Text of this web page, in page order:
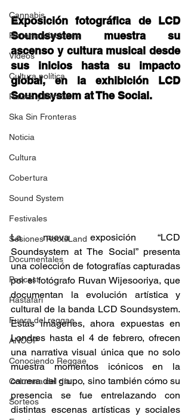
Cannabis
Recomendaciones
Videos
Cultura política
Raíces y Ritmos
Ska Sin Fronteras
Noticia
Cultura
Cobertura
Sound System
Festivales
Sesiones RootsLand
Documentales
Podcast
Rastafari
Fuera del reggae
ANCOP
Conociendo Reggae
Columna del día
Sorteos
Exposición fotográfica de LCD
Soundsystem muestra su
ascenso y cultura musical desde
sus inicios hasta su impacto
global, en la exhibición LCD
Soundsystem at The Social.
La nueva exposición “LCD
Soundsystem at The Social” presenta
una colección de fotografías capturadas
por el fotógrafo Ruvan Wijesooriya, que
documentan la evolución artística y
cultural de la banda LCD Soundsystem.
Estas imágenes, ahora expuestas en
Londres hasta el 4 de febrero, ofrecen
una narrativa visual única que no solo
muestra momentos icónicos en la
carrera del grupo, sino también cómo su
presencia se fue entrelazando con
distintas escenas artísticas y sociales